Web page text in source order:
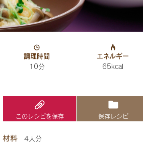
調理時間
10分
エネルギー
65kcal
このレシピを保存 保存レシピ
材料 4人分